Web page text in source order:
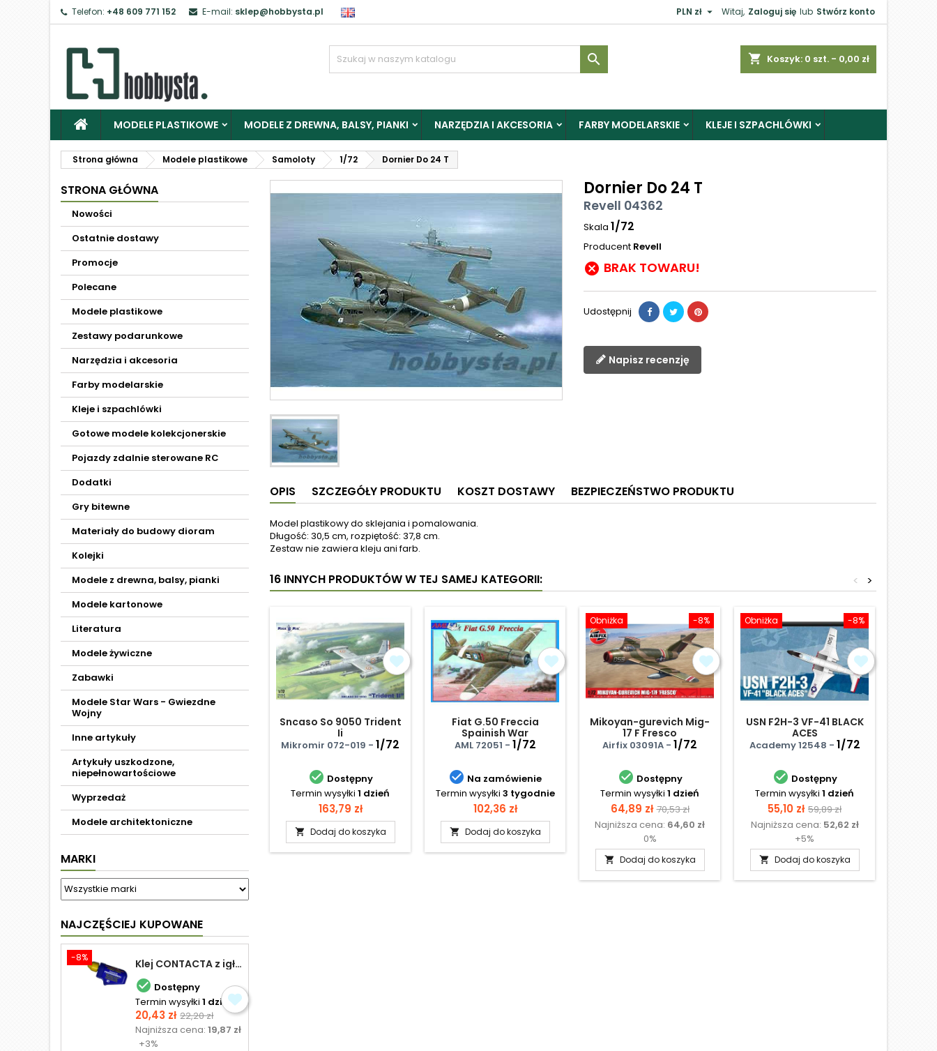
Telefon: +48 609 771 152 E-mail: sklep@hobbysta.pl Witaj, Zaloguj się lub Stwórz konto
PLN zł 
shopping_cart Koszyk: 0 szt. - 0,00 zł

MODELE PLASTIKOWE MODELE Z DREWNA, BALSY, PIANKI NARZĘDZIA I AKCESORIA FARBY MODELARSKIE KLEJE I SZPACHLÓWKI
Strona główna Modele plastikowe Samoloty 1/72 Dornier Do 24 T
STRONA GŁÓWNA
Nowości
Ostatnie dostawy
Promocje
Polecane
Modele plastikowe
Zestawy podarunkowe
Narzędzia i akcesoria
Farby modelarskie
Kleje i szpachlówki
Gotowe modele kolekcjonerskie
Pojazdy zdalnie sterowane RC
Dodatki
Gry bitewne
Materiały do budowy dioram
Kolejki
Modele z drewna, balsy, pianki
Modele kartonowe
Literatura
Modele żywiczne
Zabawki
Modele Star Wars - Gwiezdne
Wojny
Inne artykuły
Artykuły uszkodzone,
niepełnowartościowe
Wyprzedaż
Modele architektoniczne
MARKI
NAJCZĘŚCIEJ KUPOWANE
-8% Klej CONTACTA z igłą do plastiku 25,0 g
 Dostępny
Termin wysyłki 1 dzień
Cena
20,43 zł Cena
podstawowa
22,20 zł
Najniższa cena:19,87 zł
+3%
Dornier Do 24 T
Revell 04362
Skala 1/72
Producent Revell
 BRAK TOWARU!
Udostępnij
Napisz recenzję
OPIS SZCZEGÓŁY PRODUKTU KOSZT DOSTAWY BEZPIECZEŃSTWO PRODUKTU
Model plastikowy do sklejania i pomalowania.
Długość: 30,5 cm, rozpiętość: 37,8 cm.
Zestaw nie zawiera kleju ani farb.
16 INNYCH PRODUKTÓW W TEJ SAMEJ KATEGORII: >
<
Sncaso So 9050 Trident
Ii
Mikromir 072-019 - 1/72
 Dostępny
Termin wysyłki 1 dzień
Cena
163,79 zł
 Dodaj do koszyka
Fiat G.50 Freccia
Spainish War
AML 72051 - 1/72
 Na zamówienie
Termin wysyłki 3 tygodnie
Cena
102,36 zł
 Dodaj do koszyka
-8%
Obniżka
Mikoyan-gurevich Mig-
17 F Fresco
Airfix 03091A - 1/72
 Dostępny
Termin wysyłki 1 dzień
Cena
64,89 zł Cena
podstawowa
70,53 zł
Najniższa cena: 64,60 zł
0%
 Dodaj do koszyka
-8%
Obniżka
USN F2H-3 VF-41 BLACK
ACES
Academy 12548 - 1/72
 Dostępny
Termin wysyłki 1 dzień
Cena
55,10 zł Cena
podstawowa
59,89 zł
Najniższa cena: 52,62 zł
+5%
 Dodaj do koszyka